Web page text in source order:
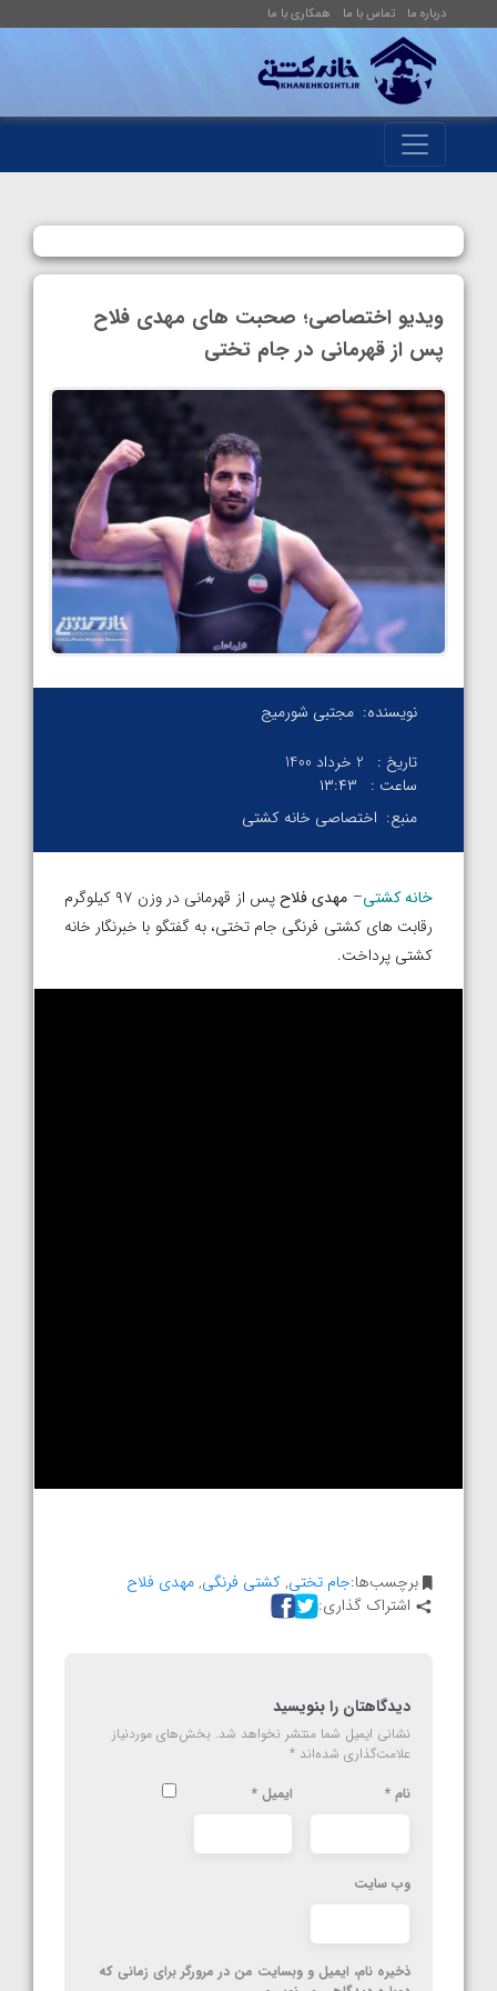
درباره ما تماس با ما همکاری با ما
ویدیو اختصاصی؛ صحبت های مهدی فلاح
پس از قهرمانی در جام تختی
نویسنده: مجتبی شورمیج
تاریخ :
2 خرداد 1400
ساعت :
۱۳:۴۳
منبع: اختصاصی خانه کشتی
خانه کشتی– مهدی فلاح
پس از قهرمانی در وزن ۹۷ کیلوگرم
رقابت های کشتی فرنگی جام تختی، به گفتگو با خبرنگار خانه
کشتی پرداخت.
برچسب‌ها:جام تختی,کشتی فرنگی,مهدی فلاح
اشتراک گذاری:
دیدگاهتان را بنویسید
نشانی ایمیل شما منتشر نخواهد شد. بخش‌های موردنیاز
علامت‌گذاری شده‌اند *
نام * ایمیل *
وب‌ سایت
ذخیره نام، ایمیل و وبسایت من در مرورگر برای زمانی که